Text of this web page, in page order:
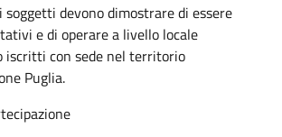
soggetti devono dimostrare di essere
e di operare a livello locale
iscritti con sede nel territorio
Puglia.